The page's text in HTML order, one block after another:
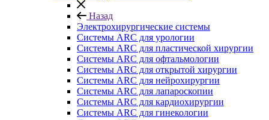
Назад
Электрохирургические системы
Системы ARC для урологии
Системы ARC для пластической хирургии
Системы ARC для офтальмологии
Системы ARC для открытой хирургии
Системы ARC для нейрохирургии
Системы ARC для лапароскопии
Системы ARC для кардиохирургии
Системы ARC для гинекологии